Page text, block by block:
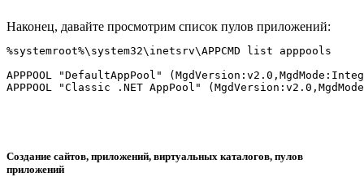
Наконец, давайте просмотрим список пулов приложений:
%systemroot%\system32\inetsrv\APPCMD list apppools
APPPOOL "DefaultAppPool"
Создание сайтов, приложений, виртуальных каталогов, пулов
приложений